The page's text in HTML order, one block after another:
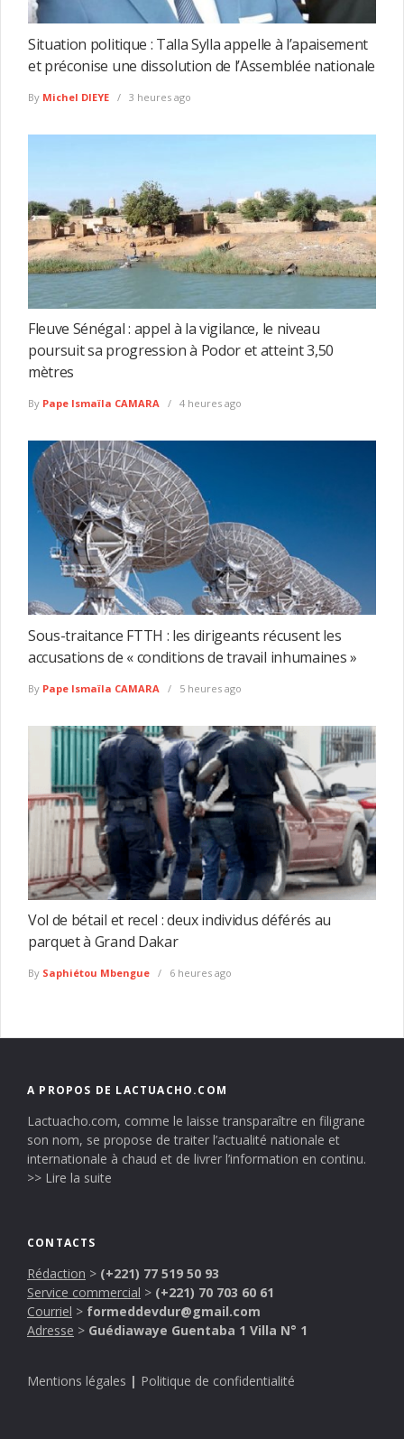
Situation politique : Talla Sylla appelle à l’apaisement
et préconise une dissolution de l’Assemblée nationale
By Michel DIEYE 3 heures ago
Fleuve Sénégal : appel à la vigilance, le niveau
poursuit sa progression à Podor et atteint 3,50
mètres
By Pape Ismaïla CAMARA 4 heures ago
Sous-traitance FTTH : les dirigeants récusent les
accusations de « conditions de travail inhumaines »
By Pape Ismaïla CAMARA 5 heures ago
Vol de bétail et recel : deux individus déférés au
parquet à Grand Dakar
By Saphiétou Mbengue 6 heures ago
A PROPOS DE LACTUACHO.COM
Lactuacho.com, comme le laisse transparaître en filigrane
son nom, se propose de traiter l’actualité nationale et
internationale à chaud et de livrer l’information en continu.
>> Lire la suite
CONTACTS
Rédaction > (+221) 77 519 50 93
Service commercial > (+221) 70 703 60 61
Courriel > formeddevdur@gmail.com
Adresse > Guédiawaye Guentaba 1 Villa N° 1
Mentions légales | Politique de confidentialité